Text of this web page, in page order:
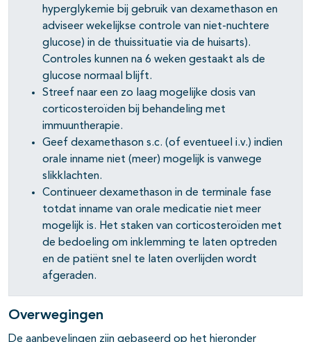
hyperglykemie bij gebruik van dexamethason en
adviseer wekelijkse controle van niet-nuchtere
glucose) in de thuissituatie via de huisarts).
Controles kunnen na 6 weken gestaakt als de
glucose normaal blijft.
Streef naar een zo laag mogelijke dosis van
corticosteroïden bij behandeling met
immuuntherapie.
Geef dexamethason s.c. (of eventueel i.v.) indien
orale inname niet (meer) mogelijk is vanwege
slikklachten.
Continueer dexamethason in de terminale fase
totdat inname van orale medicatie niet meer
mogelijk is. Het staken van corticosteroïden met
de bedoeling om inklemming te laten optreden
en de patiënt snel te laten overlijden wordt
afgeraden.
Overwegingen
De aanbevelingen zijn gebaseerd op het hieronder